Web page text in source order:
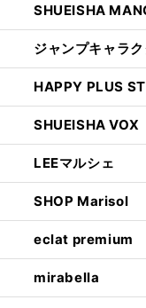
SHUEISHA
ジャンプキャラ
HAPPY PLUS
SHUEISHA VOX
LEEマルシェ
SHOP Marisol
eclat premium
mirabella